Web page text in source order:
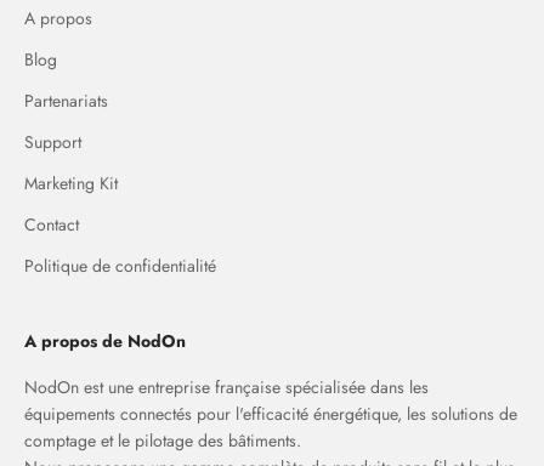
A propos
Blog
Partenariats
Support
Marketing Kit
Contact
Politique de confidentialité
A propos de NodOn
NodOn est une entreprise française spécialisée dans les
équipements connectés pour l'efficacité énergétique, les solutions de
comptage et le pilotage des bâtiments.